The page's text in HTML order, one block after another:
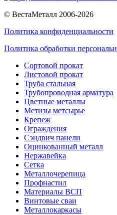
© ВестаМеталл 2006-2026
Политика конфиденциальности
Политика обработки
Сортовой прокат
Листовой прокат
Труба стальная
Трубопроводная арматура
Цветные металлы
Метизы метсырье
Крепеж
Ограждения
Сэндвич панели
Оцинкованный металл
Нержавейка
Сетка
Металлочерепица
Профнастил
Материалы ВСП
Винтовые сваи
Металлокаркасы